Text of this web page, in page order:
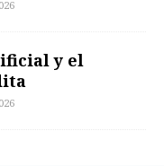
y el